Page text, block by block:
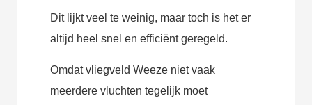
Dit lijkt veel te weinig, maar toch is het er
altijd heel snel en efficiënt geregeld.
Omdat vliegveld Weeze niet vaak
meerdere vluchten tegelijk moet